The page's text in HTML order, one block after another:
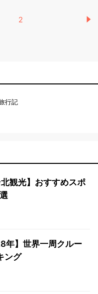
2
行記
観光】おすすめスポ
年】世界一周クルー
ング